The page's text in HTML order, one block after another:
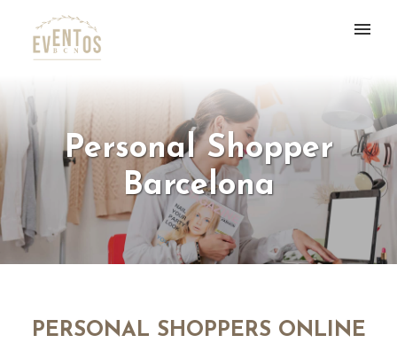
Personal Shopper
Barcelona
PERSONAL SHOPPERS ONLINE